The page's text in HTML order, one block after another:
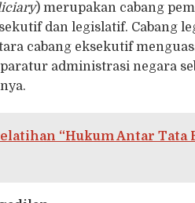
) merupakan cabang
dan legislatif. Cabang
cabang eksekutif
administrasi negara
“Hukum Antar Tata